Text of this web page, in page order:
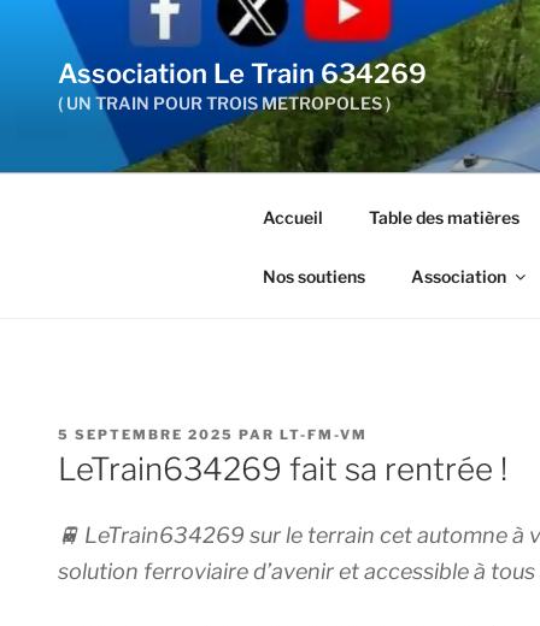
contenu
principal
Association Le Train 634269
( UN TRAIN POUR TROIS METROPOLES )
Accueil Table des matières
Nos soutiens Association
PUBLIÉ
LE
5 SEPTEMBRE 2025 PAR LT-FM-VM
LeTrain634269 fait sa rentrée !
🚆 LeTrain634269 sur le terrain cet automne
solution ferroviaire d’avenir et accessible à tous